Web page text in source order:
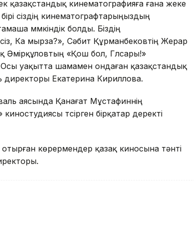
тек қазақстандық кинематографияға ғана жеке
сіздің кинематографтарыңыздың
мүмкіндік болды. Біздің
Ка мырза?», Сәбит Құрманбековтің Жерар
Әмірқұловтың «Қош бол, Гүлсары!»
уақытта шамамен ондаған қазақстандық
директоры Екатерина Кириллова.
аясында Қанағат Мұстафиннің
түсірген бірқатар деректі
көрермендер қазақ киносына тәнті